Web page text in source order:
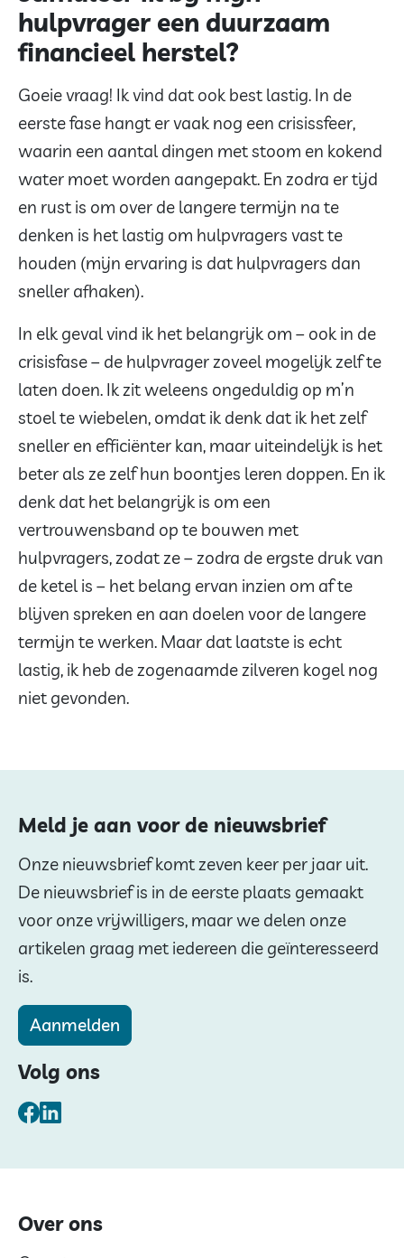
hulpvrager een duurzaam
financieel herstel?
Goeie vraag! Ik vind dat ook best lastig. In de
eerste fase hangt er vaak nog een crisissfeer,
waarin een aantal dingen met stoom en kokend
water moet worden aangepakt. En zodra er tijd
en rust is om over de langere termijn na te
denken is het lastig om hulpvragers vast te
houden (mijn ervaring is dat hulpvragers dan
sneller afhaken).
In elk geval vind ik het belangrijk om – ook in de
crisisfase – de hulpvrager zoveel mogelijk zelf te
laten doen. Ik zit weleens ongeduldig op m’n
stoel te wiebelen, omdat ik denk dat ik het zelf
sneller en efficiënter kan, maar uiteindelijk is het
beter als ze zelf hun boontjes leren doppen. En ik
denk dat het belangrijk is om een
vertrouwensband op te bouwen met
hulpvragers, zodat ze – zodra de ergste druk van
de ketel is – het belang ervan inzien om af te
blijven spreken en aan doelen voor de langere
termijn te werken. Maar dat laatste is echt
lastig, ik heb de zogenaamde zilveren kogel nog
niet gevonden.
Meld je aan voor de nieuwsbrief
Onze nieuwsbrief komt zeven keer per jaar uit.
De nieuwsbrief is in de eerste plaats gemaakt
voor onze vrijwilligers, maar we delen onze
artikelen graag met iedereen die geïnteresseerd
is.
Aanmelden
Volg ons
Facebook
LinkedIn
Over ons